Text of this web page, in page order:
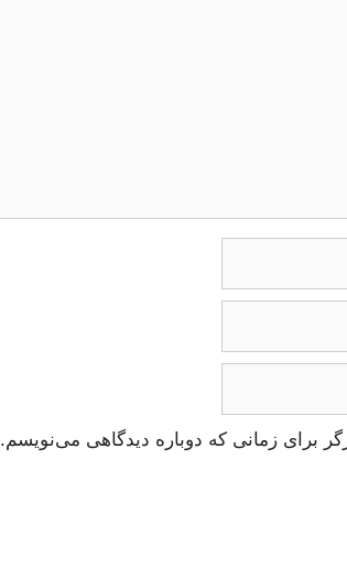
برای زمانی که دوباره دیدگاهی می‌نویسم.